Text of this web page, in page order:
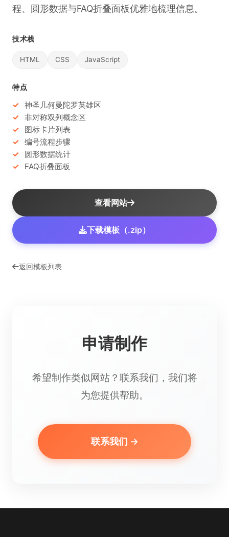
程、圆形数据与FAQ折叠面板优雅地梳理信息。
技术栈
HTML CSS JavaScript
特点
神圣几何曼陀罗英雄区
非对称双列概念区
图标卡片列表
编号流程步骤
圆形数据统计
FAQ折叠面板
查看网站
下载模板（.zip）
返回模板列表
申请制作
希望制作类似网站？联系我们，我们将
为您提供帮助。
联系我们 →